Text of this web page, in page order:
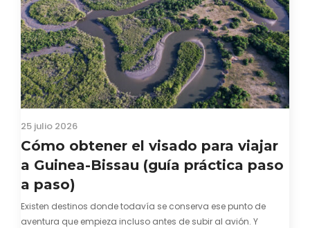
25 julio 2026
Cómo obtener el visado para viajar
a Guinea-Bissau (guía práctica paso
a paso)
Existen destinos donde todavía se conserva ese punto de
aventura que empieza incluso antes de subir al avión. Y